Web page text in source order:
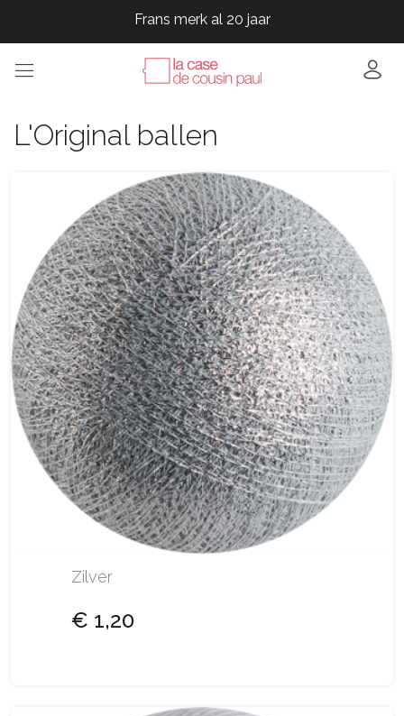
Frans merk al 20 jaar
Frans merk al 20 jaar
Frans merk al 20 jaar
Frans merk al 20 jaar
L'Original ballen
Zilver
€ 1,20